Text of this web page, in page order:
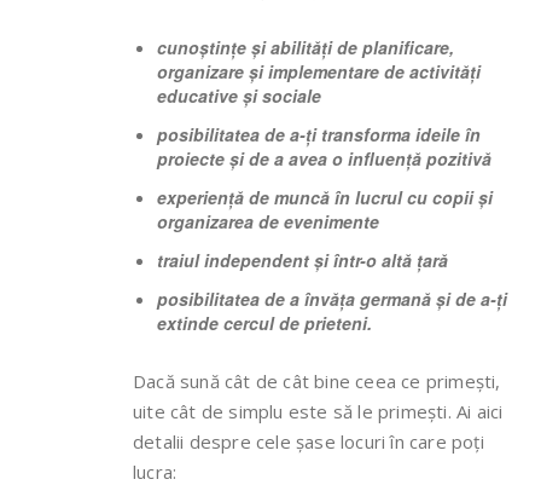
cunoștințe și abilități de planificare,
organizare și implementare de activități
educative și sociale
posibilitatea de a-ți transforma ideile în
proiecte și de a avea o influență pozitivă
experiență de muncă în lucrul cu copii și
organizarea de evenimente
traiul independent și într-o altă țară
posibilitatea de a învăța germană și de a-ți
extinde cercul de prieteni.
Dacă sună cât de cât bine ceea ce primești,
uite cât de simplu este să le primești. Ai aici
detalii despre cele șase locuri în care poți
lucra: